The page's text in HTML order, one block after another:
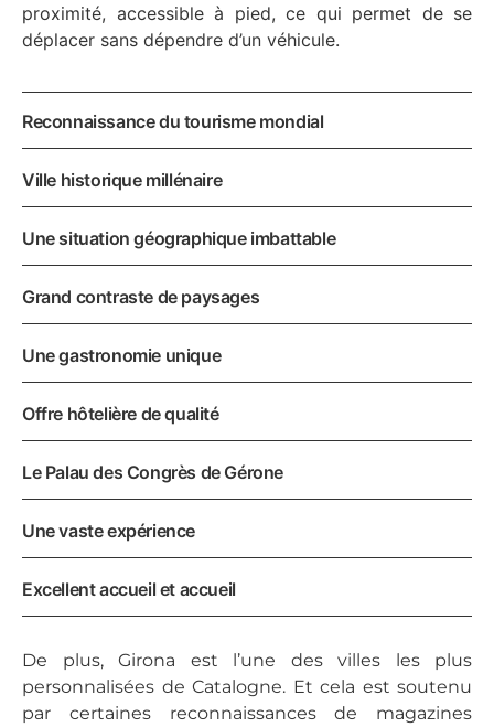
proximité, accessible à pied, ce qui permet de se
déplacer sans dépendre d’un véhicule.
Reconnaissance du tourisme mondial
Ville historique millénaire
Une situation géographique imbattable
Grand contraste de paysages
Une gastronomie unique
Offre hôtelière de qualité
Le Palau des Congrès de Gérone
Une vaste expérience
Excellent accueil et accueil
De plus, Girona est l’une des villes les plus
personnalisées de Catalogne. Et cela est soutenu
par certaines reconnaissances de magazines